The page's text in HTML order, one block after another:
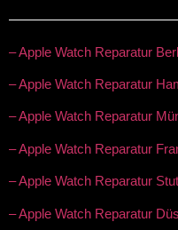
– Apple Watch Reparatur
– Apple Watch Reparatur
– Apple Watch Reparatur
– Apple Watch Reparatur
– Apple Watch Reparatur
– Apple Watch Reparatur